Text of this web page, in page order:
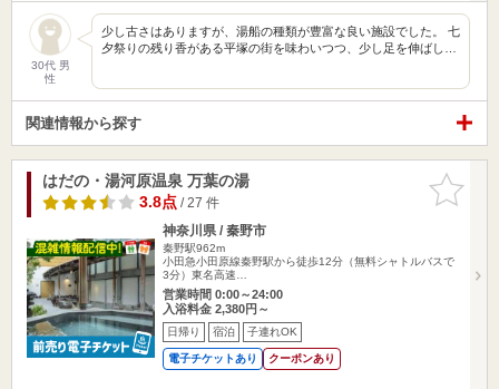
30代 男
性
少し古さはありますが、湯船の種類が豊富な良い施設でした。 七
夕祭りの残り香がある平塚の街を味わいつつ、少し足を伸ばし…
関連情報から探す
お気に入
りに追加
はだの・湯河原温泉 万葉の湯
3.8点/ 27 件
神奈川県 / 秦野市
秦野駅962m
小田急小田原線秦野駅から徒歩12分（無料シャトルバスで
3分）東名高速…
営業時間 0:00～24:00
入浴料金 2,380円～
日帰り 宿泊 子連れOK
電子チケットあり クーポンあり